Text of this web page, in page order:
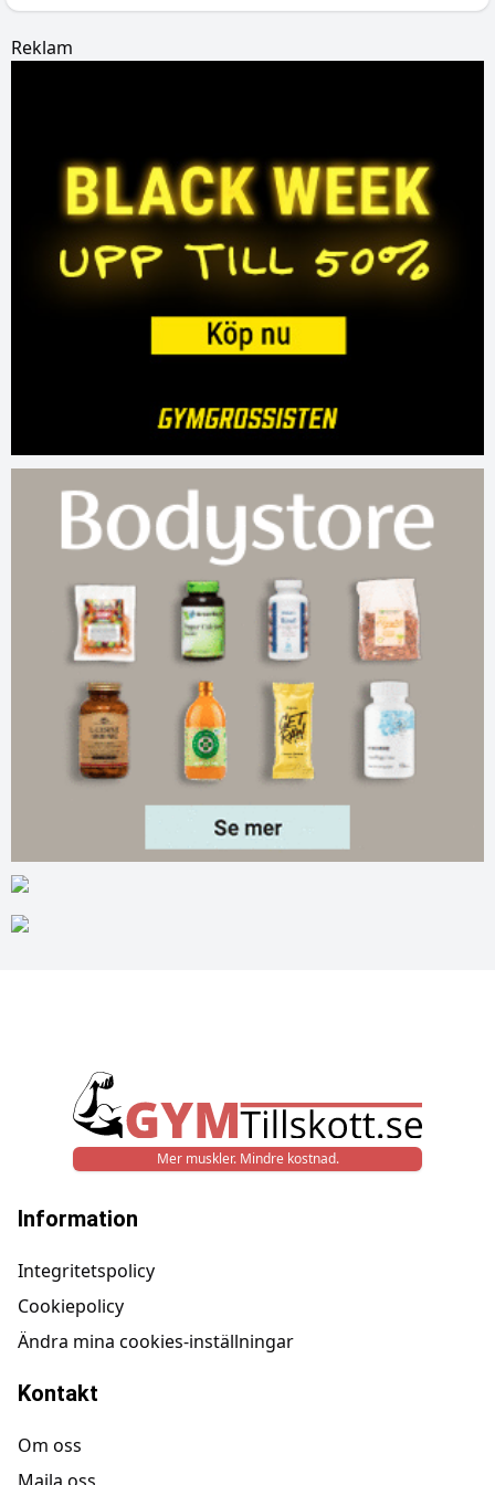
Reklam
Mer muskler. Mindre kostnad.
Information
Integritetspolicy
Cookiepolicy
Ändra mina cookies-inställningar
Kontakt
Om oss